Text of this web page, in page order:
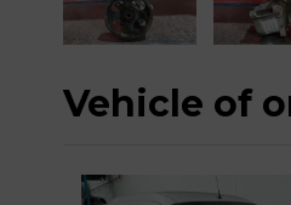
Vehicle of